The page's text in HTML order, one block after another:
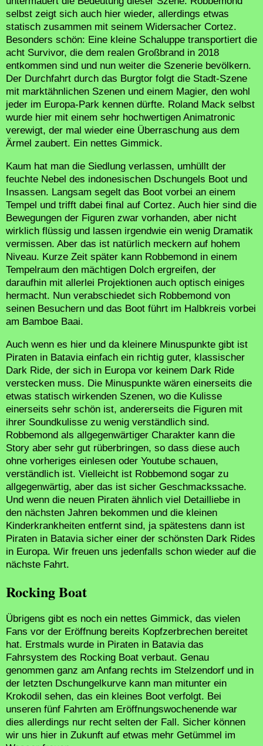
selbst zeigt sich auch hier wieder, allerdings etwas
statisch zusammen mit seinem Widersacher Cortez.
Besonders schön: Eine kleine Schaluppe transportiert die
acht Survivor, die dem realen Großbrand in 2018
entkommen sind und nun weiter die Szenerie bevölkern.
Der Durchfahrt durch das Burgtor folgt die Stadt-Szene
mit marktähnlichen Szenen und einem Magier, den wohl
jeder im Europa-Park kennen dürfte. Roland Mack selbst
wurde hier mit einem sehr hochwertigen Animatronic
verewigt, der mal wieder eine Überraschung aus dem
Ärmel zaubert. Ein nettes Gimmick.
Kaum hat man die Siedlung verlassen, umhüllt der
feuchte Nebel des indonesischen Dschungels Boot und
Insassen. Langsam segelt das Boot vorbei an einem
Tempel und trifft dabei final auf Cortez. Auch hier sind die
Bewegungen der Figuren zwar vorhanden, aber nicht
wirklich flüssig und lassen irgendwie ein wenig Dramatik
vermissen. Aber das ist natürlich meckern auf hohem
Niveau. Kurze Zeit später kann Robbemond in einem
Tempelraum den mächtigen Dolch ergreifen, der
daraufhin mit allerlei Projektionen auch optisch einiges
hermacht. Nun verabschiedet sich Robbemond von
seinen Besuchern und das Boot führt im Halbkreis vorbei
am Bamboe Baai.
Auch wenn es hier und da kleinere Minuspunkte gibt ist
Piraten in Batavia einfach ein richtig guter, klassischer
Dark Ride, der sich in Europa vor keinem Dark Ride
verstecken muss. Die Minuspunkte wären einerseits die
etwas statisch wirkenden Szenen, wo die Kulisse
einerseits sehr schön ist, andererseits die Figuren mit
ihrer Soundkulisse zu wenig verständlich sind.
Robbemond als allgegenwärtiger Charakter kann die
Story aber sehr gut rüberbringen, so dass diese auch
ohne vorheriges einlesen oder Youtube schauen,
verständlich ist. Vielleicht ist Robbemond sogar zu
allgegenwärtig, aber das ist sicher Geschmackssache.
Und wenn die neuen Piraten ähnlich viel Detailliebe in
den nächsten Jahren bekommen und die kleinen
Kinderkrankheiten entfernt sind, ja spätestens dann ist
Piraten in Batavia sicher einer der schönsten Dark Rides
in Europa. Wir freuen uns jedenfalls schon wieder auf die
nächste Fahrt.
Rocking Boat
Übrigens gibt es noch ein nettes Gimmick, das vielen
Fans vor der Eröffnung bereits Kopfzerbrechen bereitet
hat. Erstmals wurde in Piraten in Batavia das
Fahrsystem des Rocking Boat verbaut. Genau
genommen ganz am Anfang rechts im Stelzendorf und in
der letzten Dschungelkurve kann man mitunter ein
Krokodil sehen, das ein kleines Boot verfolgt. Bei
unseren fünf Fahrten am Eröffnungswochenende war
dies allerdings nur recht selten der Fall. Sicher können
wir uns hier in Zukunft auf etwas mehr Getümmel im